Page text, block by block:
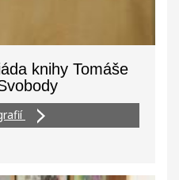
knihy Tomáše